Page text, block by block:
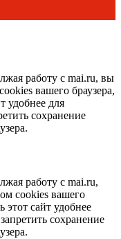
работу с mai.ru, вы
вашего браузера,
удобнее для
сохранение
работу с mai.ru,
cookies вашего
этот сайт удобнее
сохранение